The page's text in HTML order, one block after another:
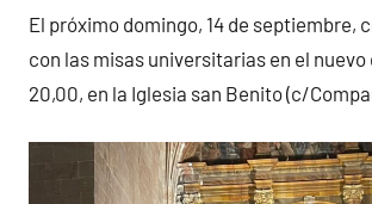
El próximo domingo, 14 de septiembre,
con las misas universitarias en el nuevo
20,00, en la Iglesia san Benito (c/